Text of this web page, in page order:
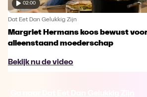
02:00
Dat Eet Dan Gelukkig Zijn
Margriet Hermans koos bewust
alleenstaand moederschap
Bekijk nu de video